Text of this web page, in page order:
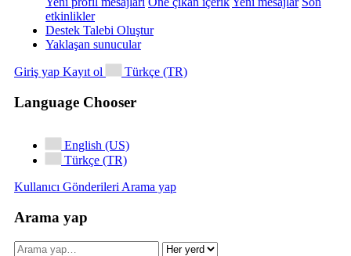
etkinlikler
Destek Talebi Oluştur
Yaklaşan sunucular
Giriş yap Kayıt ol Türkçe (TR)
Language Chooser
English (US)
Türkçe (TR)
Kullanıcı GönderileriArama yap
Arama yap